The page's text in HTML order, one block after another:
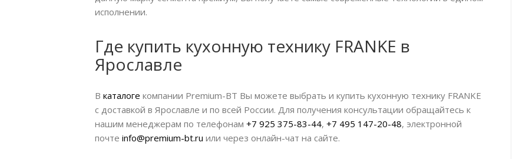
исполнении.
Где купить кухонную технику FRANKE в
Ярославле
В каталоге компании Premium-BT Вы можете выбрать и купить кухонную технику FRANKE
с доставкой в Ярославле и по всей России. Для получения консультации обращайтесь к
нашим менеджерам по телефонам +7 925 375-83-44, +7 495 147-20-48, электронной
почте info@premium-bt.ru или через онлайн-чат на сайте.